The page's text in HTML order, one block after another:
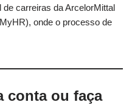
carreiras da ArcelorMittal
onde o processo de
conta ou faça